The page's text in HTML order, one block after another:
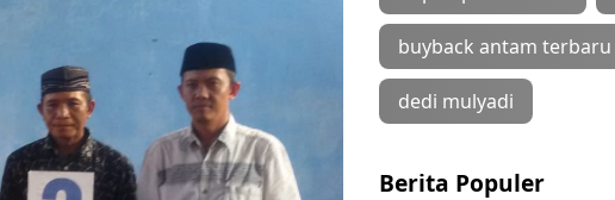
buyback antam terbaru
dedi mulyadi
Berita Populer